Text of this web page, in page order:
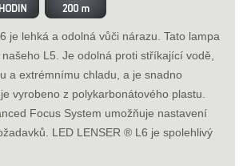
je lehká a odolná vůči nárazu. Tato lampa
L5. Je odolná proti stříkající vodě,
a extrémnímu chladu, a je snadno
vyrobeno z polykarbonátového plastu.
Focus System umožňuje nastavení
LED LENSER ® L6 je spolehlivý